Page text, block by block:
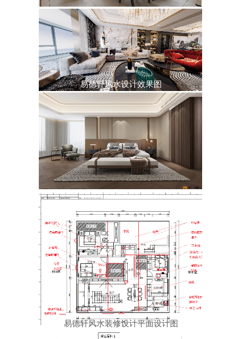
易德轩风水设计效果图
易德轩风水装修设计平面设计图